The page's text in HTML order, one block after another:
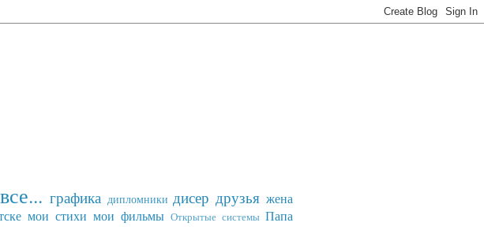
графика дипломники дисер друзья жена
мои стихи мои фильмы Открытые системы Папа